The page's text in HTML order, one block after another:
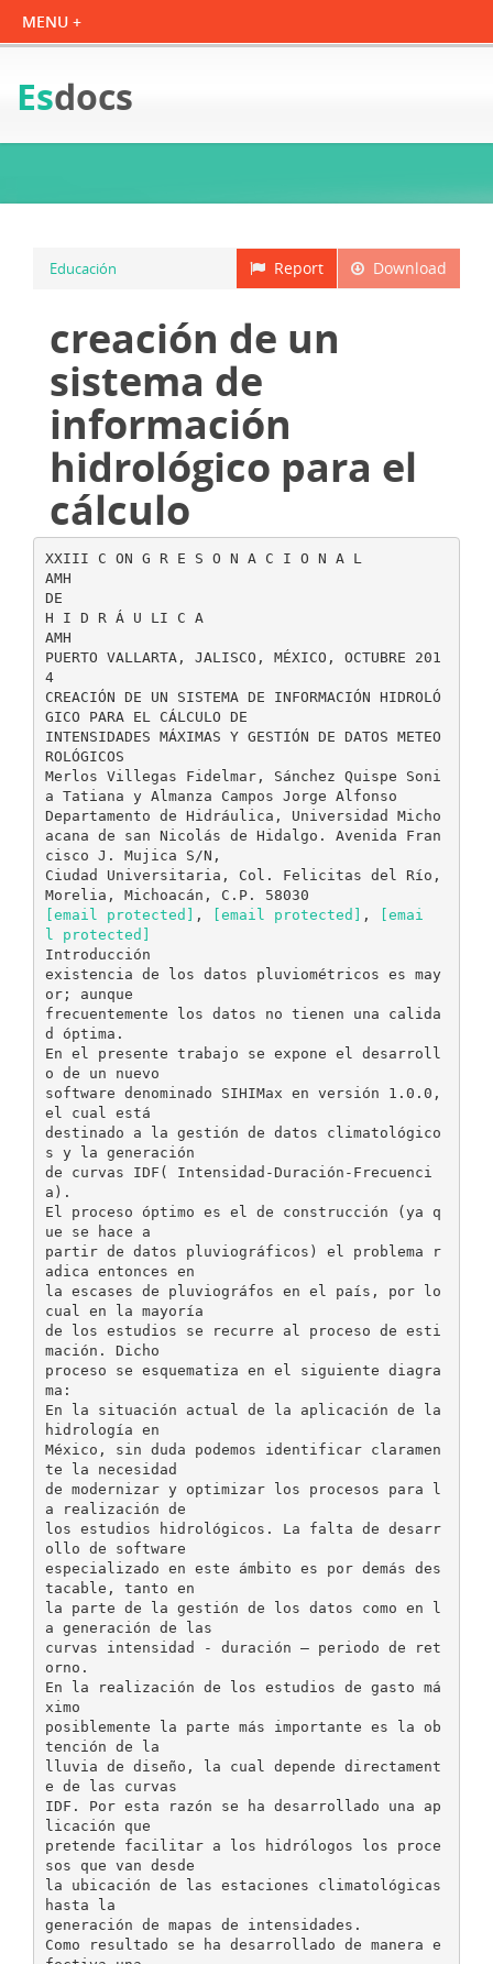
Esdocs
Download
Report
Educación
creación de un
sistema de
información
hidrológico para el
cálculo
XXIII C ON G R E S O N A C I O N A L
AMH
DE
H I D R Á U LI C A
AMH
PUERTO VALLARTA, JALISCO, MÉXICO, OCTUBRE 201
4
CREACIÓN DE UN SISTEMA DE INFORMACIÓN HIDROLÓ
GICO PARA EL CÁLCULO DE
INTENSIDADES MÁXIMAS Y GESTIÓN DE DATOS METEO
ROLÓGICOS
Merlos Villegas Fidelmar, Sánchez Quispe Soni
a Tatiana y Almanza Campos Jorge Alfonso
Departamento de Hidráulica, Universidad Micho
acana de san Nicolás de Hidalgo. Avenida Fran
cisco J. Mujica S/N,
Ciudad Universitaria, Col. Felicitas del Río,
[email protected] , [email protected] ,
[emai
l protected]